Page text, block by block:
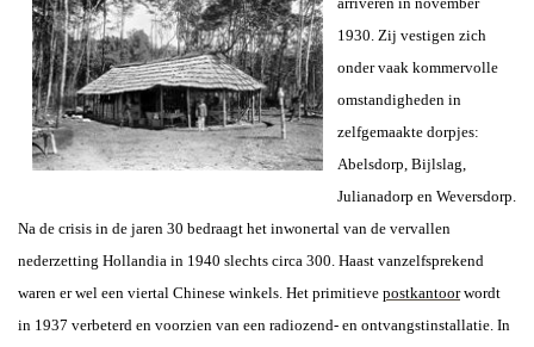
1930. Zij vestigen zich
onder vaak kommervolle
omstandigheden in
zelfgemaakte dorpjes:
Abelsdorp, Bijlslag,
Julianadorp en Weversdorp.
Na de crisis in de jaren 30 bedraagt het inwonertal van de vervallen
nederzetting Hollandia in 1940 slechts circa 300. Haast vanzelfsprekend
waren er wel een viertal Chinese winkels. Het primitieve postkantoorwordt
in 1937 verbeterd en voorzien van een radiozend- en ontvangstinstallatie. In